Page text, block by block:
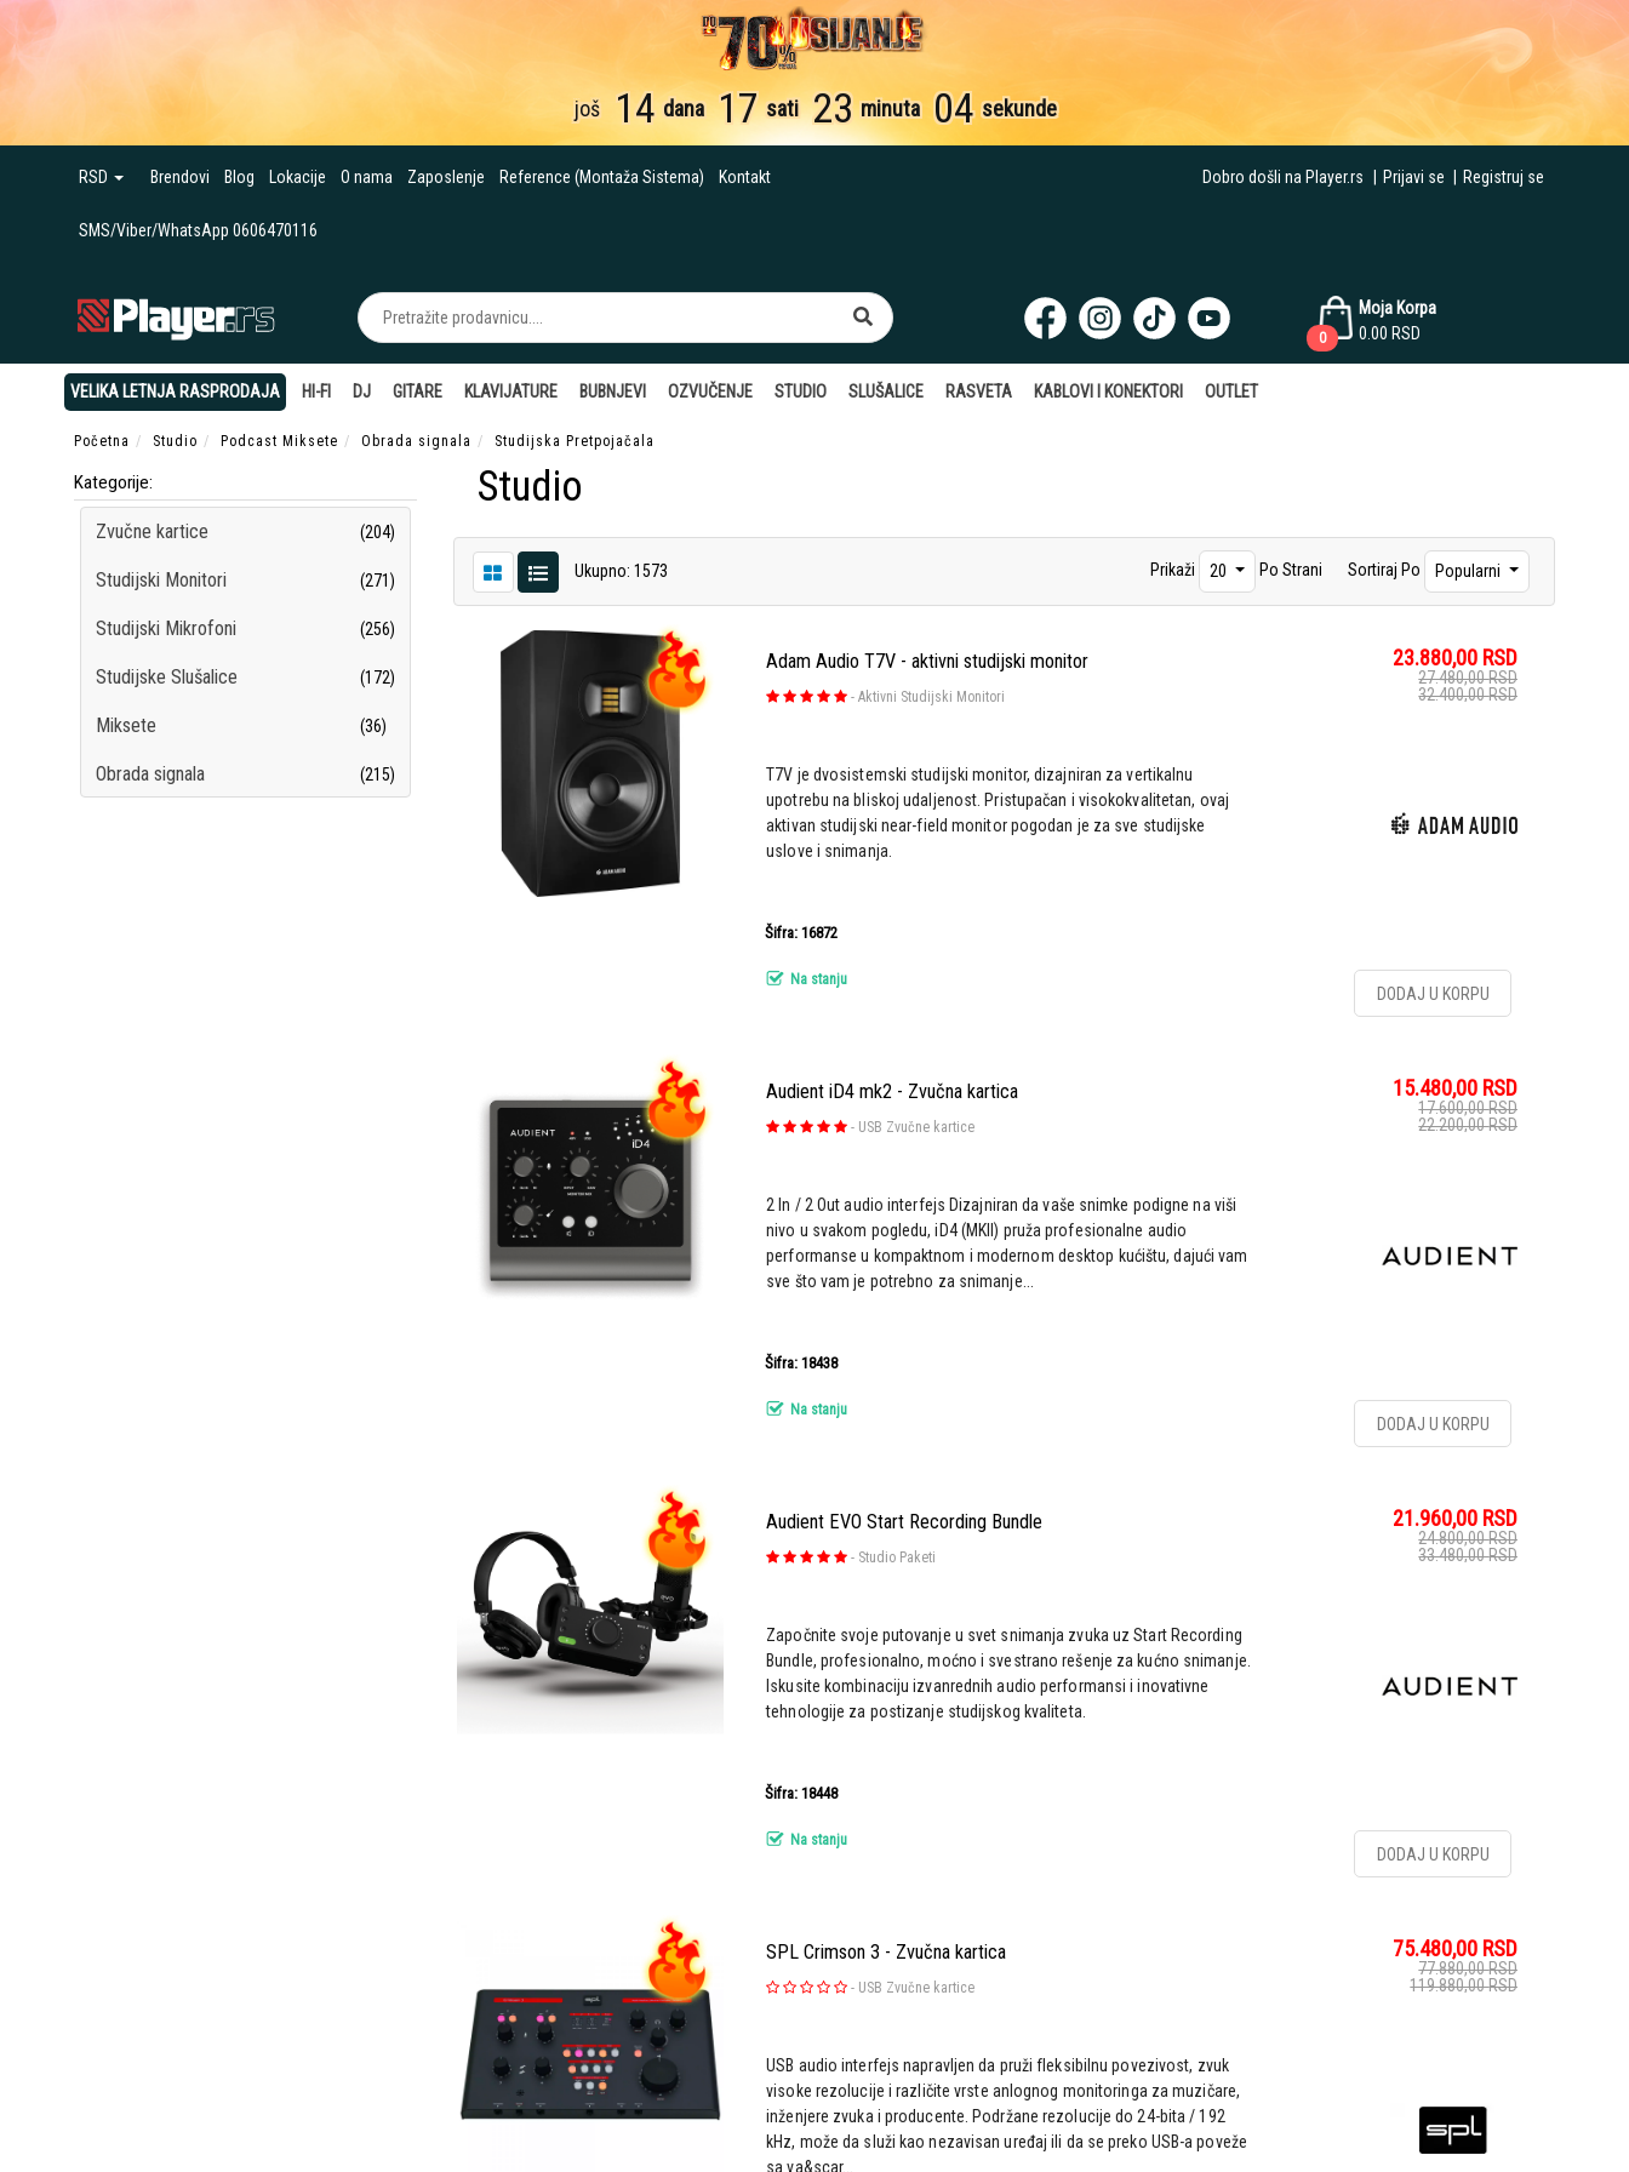
još 14 dana 17 sati 23 minuta 03 sekunde
RSD Brendovi Blog Lokacije O nama Zaposlenje Reference (Montaža Sistema) Kontakt
SMS/Viber/WhatsApp 0606470116
Dobro došli na Player.rs Prijavi se Registruj se
Moja Korpa
0.00 RSD
0
VELIKA LETNJA RASPRODAJA HI-FI DJ GITARE KLAVIJATURE BUBNJEVI OZVUČENJE STUDIO SLUŠALICE RASVETA KABLOVI I KONEKTORI OUTLET
Početna Studio Podcast Miksete Obrada signala Studijska Pretpojačala
Kategorije:
Zvučne kartice (204)
Studijski Monitori (271)
Studijski Mikrofoni (256)
Studijske Slušalice (172)
Miksete (36)
Obrada signala (215)
Studio
Ukupno: 1573 Prikaži 20 Po Strani Sortiraj Po Popularni
Adam Audio T7V - aktivni studijski monitor
-Aktivni Studijski Monitori
23.880,00 RSD
27.480,00RSD
32.400,00RSD
T7V je dvosistemski studijski monitor, dizajniran za vertikalnu
upotrebu na bliskoj udaljenost. Pristupačan i visokokvalitetan, ovaj
aktivan studijski near-field monitor pogodan je za sve studijske
uslove i snimanja.
Šifra: 16872
Na stanju
DODAJ U KORPU
Audient iD4 mk2 - Zvučna kartica
- USB Zvučne kartice
15.480,00 RSD
17.600,00RSD
22.200,00RSD
2 In / 2 Out audio interfejs Dizajniran da vaše snimke podigne na viši
nivo u svakom pogledu, iD4 (MKII) pruža profesionalne audio
performanse u kompaktnom i modernom desktop kućištu, dajući vam
sve što vam je potrebno za snimanje...
Šifra: 18438
Na stanju
DODAJ U KORPU
Audient EVO Start Recording Bundle
- Studio Paketi
21.960,00 RSD
24.800,00RSD
33.480,00RSD
Započnite svoje putovanje u svet snimanja zvuka uz Start Recording
Bundle, profesionalno, moćno i svestrano rešenje za kućno snimanje.
Iskusite kombinaciju izvanrednih audio performansi i inovativne
tehnologije za postizanje studijskog kvaliteta.
Šifra: 18448
Na stanju
DODAJ U KORPU
SPL Crimson 3 - Zvučna kartica
- USB Zvučne kartice
75.480,00 RSD
77.880,00RSD
119.880,00RSD
USB audio interfejs napravljen da pruži fleksibilnu povezivost, zvuk
visoke rezolucije i različite vrste anlognog monitoringa za muzičare,
inženjere zvuka i producente. Podržane rezolucije do 24-bita / 192
kHz, može da služi kao nezavisan uređaj ili da se preko USB-a poveže
sa va&scar...